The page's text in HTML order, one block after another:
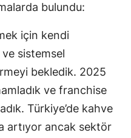
bulundu:
için kendi
sistemsel
bekledik. 2025
ve franchise
Türkiye’de kahve
artıyor ancak sektör